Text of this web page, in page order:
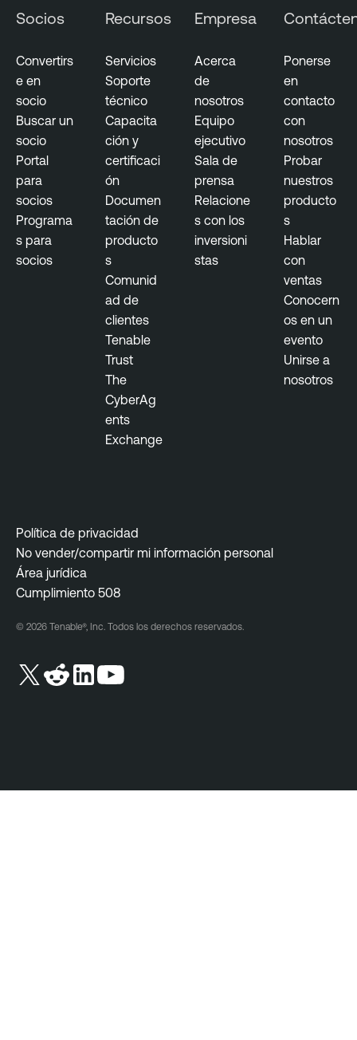
Socios
Convertirs
e en
socio
Buscar un
socio
Portal
para
socios
Programa
s para
socios
Recursos
Servicios
Soporte
técnico
Capacita
ción y
certificaci
ón
Documen
tación de
producto
s
Comunid
ad de
clientes
Tenable
Trust
The
CyberAg
ents
Exchange
Empresa
Acerca
de
nosotros
Equipo
ejecutivo
Sala de
prensa
Relacione
s con los
inversioni
stas
Ponerse
en
contacto
con
nosotros
Probar
nuestros
producto
s
Hablar
con
ventas
Conocern
os en un
evento
Unirse a
nosotros
Política de privacidad
No vender/compartir mi información personal
Área jurídica
Cumplimiento 508
© 2026 Tenable®, Inc. Todos los derechos reservados.